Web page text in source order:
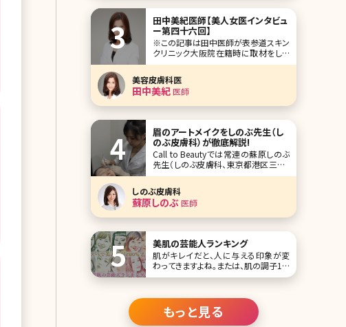
療器を生産しているメ
田中美紀医師【美人女医インタビュ
ー第四十六回】
※この記事は田中医師が表参道スキン
クリニック大阪院在籍時に取材をした
記事です。 人気企画「美人女医インタビ
ュー」第四十六回は、東京表参道、名古
屋、大阪、沖縄に展開している、表参道
スキンクリニック大阪院の田中美紀（た
なかみき）先生です。 中学時代に通った
美容皮膚科医
田中美紀医師
眉のアートメイクをしのぶ先生（し
のぶ皮膚科）が徹底解説!
Call to Beautyでは常連の蘇原しのぶ
先生（しのぶ皮膚科、東京都港区三田）
がクリニックで人気のメニュー、アート
メイクについて詳しく解説してくれまし
た。 朝眉を描く時間がない、すっぴんで
もしっかりした眉が欲しい、そもそも形
がわからない……そんな女子がブチ当
しのぶ皮膚科
蘇原しのぶ医師
美肌の芸能人ランキング
肌がキレイだと、人に与える印象が変
わってきますよね。または、肌の調子1つ
で、自信が持てたり持てなかったり。肌
りも重要なポイントかもしれません。 そ
こで、美肌を保つ美意識を高めるため
に、羨ましいほどの美肌をもった女性芸
もっと見る